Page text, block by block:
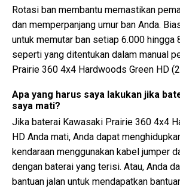
Rotasi ban membantu memastikan
dan memperpanjang umur ban Anda.
untuk memutar ban setiap 6.000 hingga
seperti yang ditentukan dalam manual
Prairie 360 4x4 Hardwoods Green HD
Apa yang harus saya lakukan jika
saya mati?
Jika baterai Kawasaki Prairie 360 4x4
HD Anda mati, Anda dapat
kendaraan menggunakan kabel jumper
dengan baterai yang terisi. Atau, Anda
bantuan jalan untuk mendapatkan